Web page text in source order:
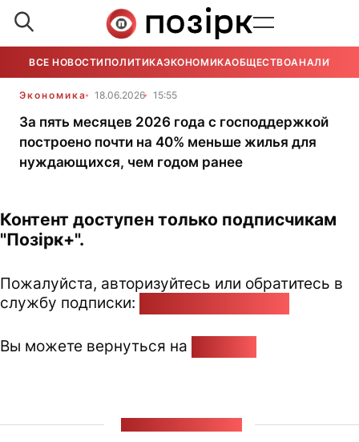
ВСЕ НОВОСТИ ПОЛИТИКАЭКОНОМИКАОБЩЕСТВОАНАЛИТИКА
Экономика 18.06.2026 15:55
За пять месяцев 2026 года с господдержкой
построено почти на 40% меньше жилья для
нуждающихся, чем годом ранее
Контент доступен только подписчикам
"Позірк+".
Пожалуйста, авторизуйтесь или обратитесь в
службу подписки:
Вы можете вернуться на